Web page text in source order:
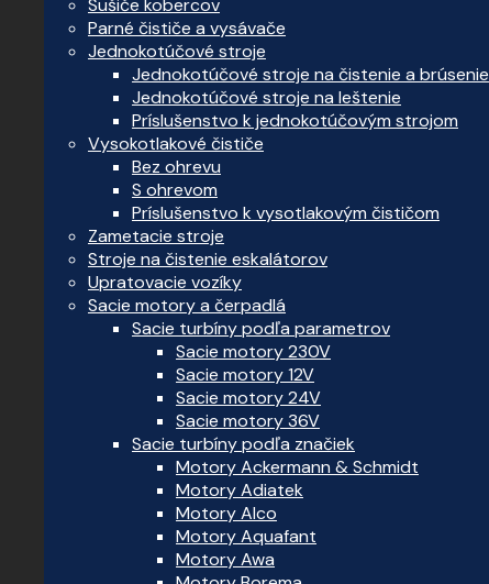
Sušiče kobercov
Parné čističe a vysávače
Jednokotúčové stroje
Jednokotúčové stroje na čistenie a brúsenie
Jednokotúčové stroje na leštenie
Príslušenstvo k jednokotúčovým strojom
Vysokotlakové čističe
Bez ohrevu
S ohrevom
Príslušenstvo k vysotlakovým čističom
Zametacie stroje
Stroje na čistenie eskalátorov
Upratovacie vozíky
Sacie motory a čerpadlá
Sacie turbíny podľa parametrov
Sacie motory 230V
Sacie motory 12V
Sacie motory 24V
Sacie motory 36V
Sacie turbíny podľa značiek
Motory Ackermann & Schmidt
Motory Adiatek
Motory Alco
Motory Aquafant
Motory Awa